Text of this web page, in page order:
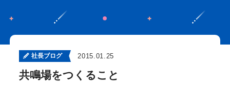
社長ブログ 2015.01.25
共鳴場をつくること